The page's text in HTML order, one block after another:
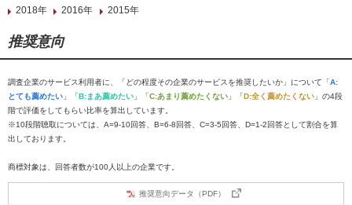
2018年
2016年 2015年
推奨意向
調査企業のサービス利用者に、「どの程度その企業のサービスを推奨したいか」について「A:
とても薦めたい 」「B:まあ薦めたい 」「C:あまり薦めたくない 」「D:全く薦めたくない 」の4段
階で評価をしてもらい比率を算出しています。
※10段階聴取については、A=9-10回答、B=6-8回答、C=3-5回答、D=1-2回答として割合を算
出しております。
商標対象は、回答者数が100人以上の企業です。
推奨意向データ（PDF）